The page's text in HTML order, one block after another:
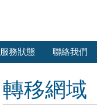
服務狀態 聯絡我們
轉移網域